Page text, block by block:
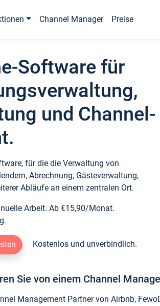
Channel Manager Preise
Software für
und Channel-
für die die Verwaltung von
Abrechnung, Gästeverwaltung,
Abläufe an einem zentralen Ort.
Arbeit. Ab €15,90/Monat.
Kostenlos und unverbindlich.
Sie von einem Channel
Management Partner von Airbnb,